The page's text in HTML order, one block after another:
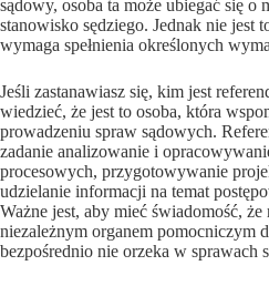
sądowy, osoba ta może ubiegać się o
stanowisko sędziego. Jednak nie jest
wymaga spełnienia określonych
Jeśli zastanawiasz się, kim jest
wiedzieć, że jest to osoba, która
prowadzeniu spraw sądowych.
zadanie analizowanie i
procesowych, przygotowywanie
udzielanie informacji na temat
Ważne jest, aby mieć świadomość,
niezależnym organem pomocniczym
bezpośrednio nie orzeka w sprawach